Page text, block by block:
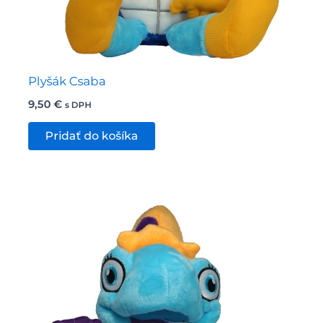
Plyšák Csaba
9,50€ s DPH
Pridať do košíka